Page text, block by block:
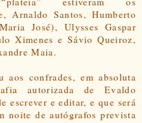
Arnaldo Santos, Humberto
José), Ulysses Gaspar
Ximenes e Sávio Queiroz,
Maia.
aos confrades, em absoluta
autorizada de Evaldo
escrever e editar, e que será
noite de autógrafos prevista